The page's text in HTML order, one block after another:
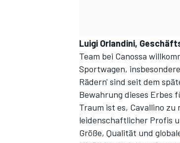
Luigi Orlandini,
Team bei Canossa
Sportwagen,
Rädern' sind seit dem
Bewahrung dieses Erbes
Traum ist es, Cavallino
leidenschaftlicher Profis
Größe, Qualität und